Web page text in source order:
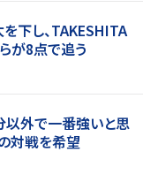
下し、TAKESHITA
が8点で追う
以外で一番強いと思
対戦を希望